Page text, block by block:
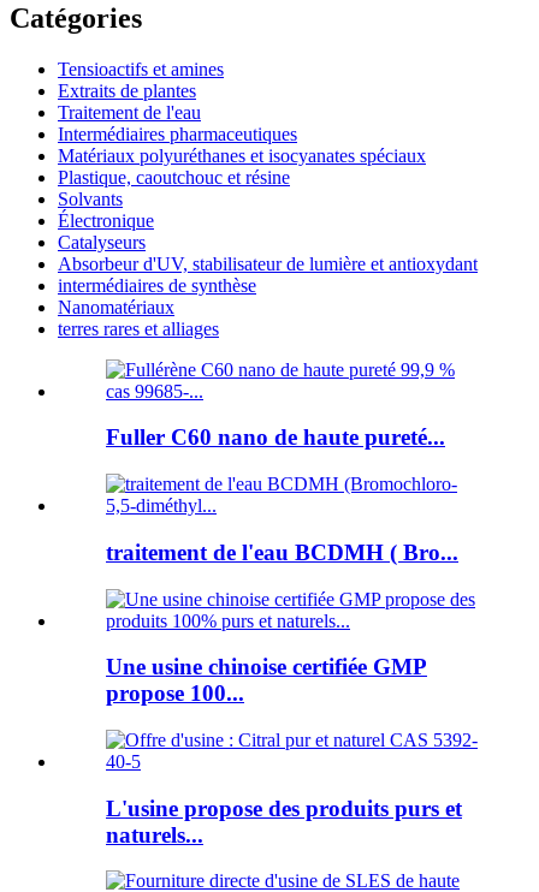
Catégories
Tensioactifs et amines
Extraits de plantes
Traitement de l'eau
Intermédiaires pharmaceutiques
Matériaux polyuréthanes et isocyanates spéciaux
Plastique, caoutchouc et résine
Solvants
Électronique
Catalyseurs
Absorbeur d'UV, stabilisateur de lumière et antioxydant
intermédiaires de synthèse
Nanomatériaux
terres rares et alliages
Fuller C60 nano de haute pureté...
traitement de l'eau BCDMH ( Bro...
Une usine chinoise certifiée GMP
propose 100...
L'usine propose des produits purs et
naturels...